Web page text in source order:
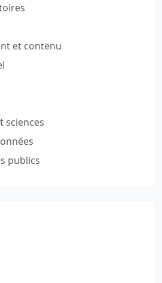
et contenu
sciences
publics